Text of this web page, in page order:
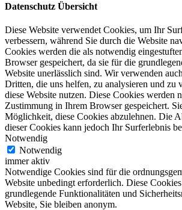
Datenschutz Übersicht
Diese Website verwendet Cookies, um Ihr
verbessern, während Sie durch die Website
Cookies werden die als notwendig
Browser gespeichert, da sie für die
Website unerlässlich sind. Wir verwenden
Dritten, die uns helfen, zu analysieren und zu
diese Website nutzen. Diese Cookies werden
Zustimmung in Ihrem Browser gespeichert.
Möglichkeit, diese Cookies abzulehnen. Die
dieser Cookies kann jedoch Ihr Surferlebnis
Notwendig
Notwendig
immer aktiv
Notwendige Cookies sind für die
Website unbedingt erforderlich. Diese
grundlegende Funktionalitäten und
Website, Sie bleiben anonym.